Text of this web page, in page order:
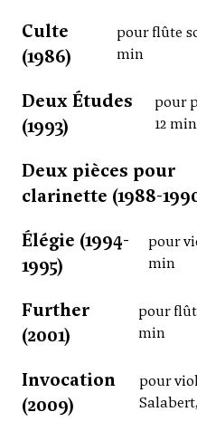
Culte
(1986)
pour flûte
min
Deux Études
(1993)
pour
12 min
Deux pièces pour
clarinette (1988-
Élégie (1994-
1995)
pour
min
Further
(2001)
pour
min
Invocation
(2009)
pour